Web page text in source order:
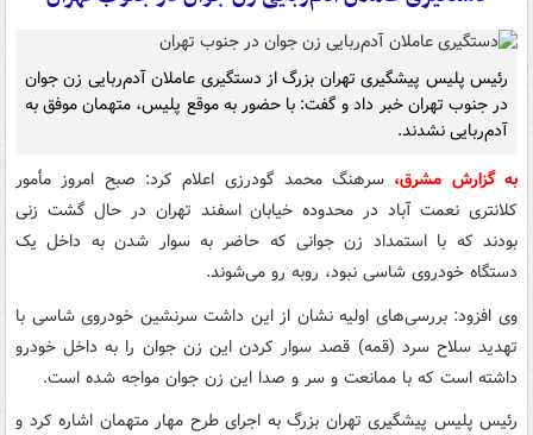
رئیس پلیس پیشگیری تهران بزرگ از دستگیری عاملان آدم‌ربایی زن جوان
در جنوب تهران خبر داد و گفت: با حضور به موقع پلیس، متهمان موفق به
آدم‌ربایی نشدند.
به گزارش مشرق، سرهنگ محمد گودرزی اعلام کرد: صبح امروز مأمور
کلانتری نعمت آباد در محدوده خیابان اسفند تهران در حال گشت زنی
بودند که با استمداد زن جوانی که حاضر به سوار شدن به داخل یک
دستگاه خودروی شاسی نبود، روبه رو می‌شوند.
وی افزود: بررسی‌های اولیه نشان از این داشت سرنشین خودروی شاسی با
تهدید سلاح سرد (قمه) قصد سوار کردن این زن جوان را به داخل خودرو
داشته است که با ممانعت و سر و صدا این زن جوان مواجه شده است.
رئیس پلیس پیشگیری تهران بزرگ به اجرای طرح مهار متهمان اشاره کرد و